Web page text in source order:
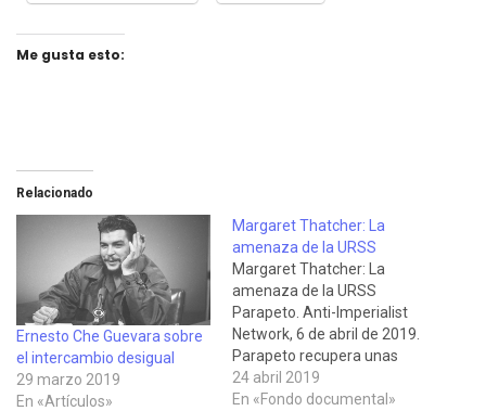
Me gusta esto:
Relacionado
Ernesto Che Guevara sobre
el intercambio desigual
29 marzo 2019
En «Artículos»
Margaret Thatcher: La
amenaza de la URSS
Margaret Thatcher: La
amenaza de la URSS
Parapeto. Anti-Imperialist
Network, 6 de abril de 2019.
Parapeto recupera unas
confesiones de la que fuera
Primera Ministra del Reino
24 abril 2019
En «Fondo documental»